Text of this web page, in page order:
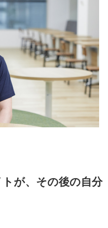
が、その後の自分